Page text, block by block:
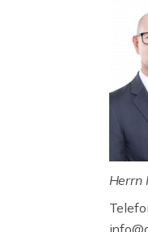
Herrn